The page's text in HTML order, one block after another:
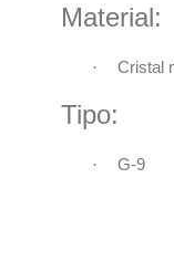
Material:
· Cristal
Tipo:
· G-9